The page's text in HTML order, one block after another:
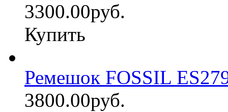
3300.00руб.
Купить
Ремешок FOSSIL
3800.00руб.